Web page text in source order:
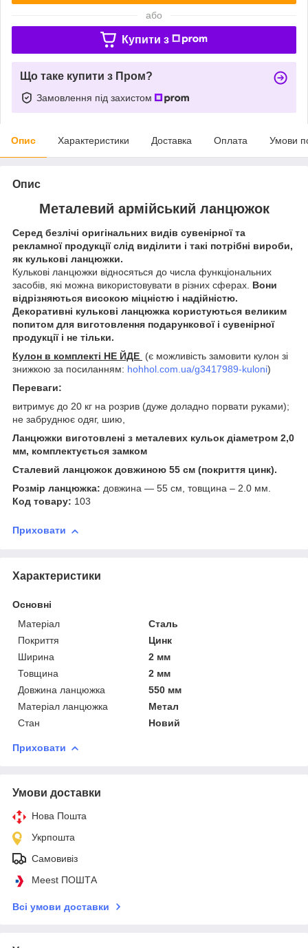
або
Купити з
Що таке купити з Пром?
Замовлення під захистом
Опис Характеристики Доставка Оплата Умови
Опис
Металевий армійський ланцюжок
Серед безлічі оригінальних видів сувенірної та
рекламної продукції слід виділити і такі потрібні вироби,
як кулькові ланцюжки.
Кулькові ланцюжки відносяться до числа функціональних
засобів, які можна використовувати в різних сферах. Вони
відрізняються високою міцністю і надійністю.
Декоративні кулькові ланцюжка користуються великим
попитом для виготовлення подарункової і сувенірної
продукції і не тільки.
Кулон в комплекті НЕ ЙДЕ (є можливість замовити кулон зі
знижкою за посиланням: hohhol.com.ua/g3417989-kuloni)
Переваги:
витримує до 20 кг на розрив (дуже доладно порвати руками);
не забруднює одяг, шию,
Ланцюжки виготовлені з металевих кульок діаметром 2,0
мм, комплектується замком
Сталевий ланцюжок довжиною 55 см (покриття цинк).
Розмір ланцюжка: довжина ― 55 см, товщина – 2.0 мм.
Код товару: 103
Приховати
Характеристики
Основні
Матеріал
Сталь
Покриття
Цинк
Ширина
2 мм
Товщина
2 мм
Довжина ланцюжка
550 мм
Матеріал ланцюжка
Метал
Стан
Новий
Приховати
Умови доставки
Нова Пошта
Укрпошта
Самовивіз
Meest ПОШТА
Всі умови доставки